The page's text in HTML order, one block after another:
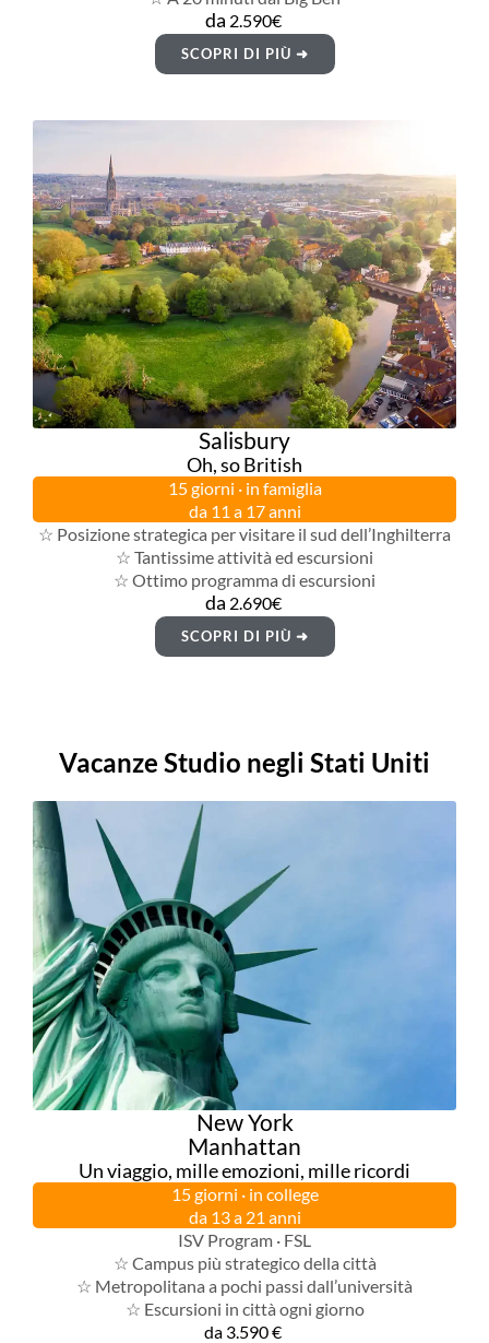
da 2.590€
SCOPRI DI PIÙ ➜
Salisbury
Oh, so British
15 giorni · in famiglia
da 11 a 17 anni
☆ Posizione strategica per visitare il sud dell’Inghilterra
☆ Tantissime attività ed escursioni
☆ Ottimo programma di escursioni
da 2.690€
SCOPRI DI PIÙ ➜
New York
Manhattan
Un viaggio, mille emozioni, mille ricordi
15 giorni · in college
da 13 a 21 anni
ISV Program · FSL
☆ Campus più strategico della città
☆ Metropolitana a pochi passi dall’università
☆ Escursioni in città ogni giorno
da 3.590 €
Vacanze Studio negli Stati Uniti